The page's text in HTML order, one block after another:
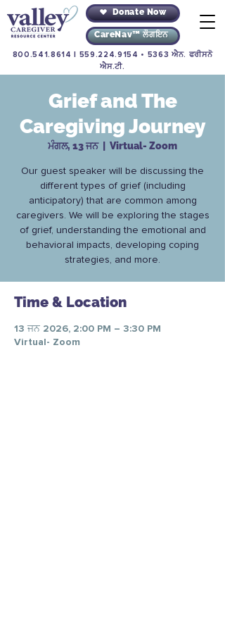
Donate Now
CareNav™ ਲੌਗਇਨ
800.541.8614 559.224.9154 • 5363 ਐਨ. ਫਰੀਸਨੋ
ਐਸ.ਟੀ.
Grief and The
Caregiving Journey
ਮੰਗਲ, 13 ਜਨ
  |
Virtual- Zoom
Our guest speaker will be discussing the
different types of grief (including
anticipatory) that are common among
caregivers. We will be exploring the stages
of grief, understanding the emotional and
behavioral impacts, developing coping
strategies, and more.
Time & Location
13 ਜਨ 2026, 2:00 PM – 3:30 PM
Virtual- Zoom